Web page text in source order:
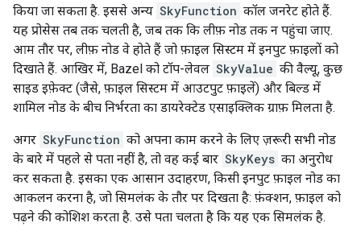
किया जा सकता है. इससे अन्य SkyFunction कॉल जनरेट होते हैं.
यह प्रोसेस तब तक चलती है, जब तक कि लीफ़ नोड तक न पहुंचा जाए.
आम तौर पर, लीफ़ नोड वे होते हैं जो फ़ाइल सिस्टम में इनपुट फ़ाइलों को
दिखाते हैं. आखिर में, Bazel को टॉप-लेवल SkyValue की वैल्यू, कुछ
साइड इफ़ेक्ट (जैसे, फ़ाइल सिस्टम में आउटपुट फ़ाइलें) और बिल्ड में
शामिल नोड के बीच निर्भरता का डायरेक्टेड एसाइक्लिक ग्राफ़ मिलता है.
अगर SkyFunction को अपना काम करने के लिए ज़रूरी सभी नोड
के बारे में पहले से पता नहीं है, तो वह कई बार SkyKeys का अनुरोध
कर सकता है. इसका एक आसान उदाहरण, किसी इनपुट फ़ाइल नोड का
आकलन करना है, जो सिमलंक के तौर पर दिखता है: फ़ंक्शन, फ़ाइल को
पढ़ने की कोशिश करता है. उसे पता चलता है कि यह एक सिमलंक है.